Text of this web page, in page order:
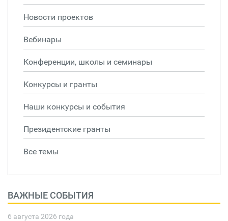
Новости проектов
Вебинары
Конференции, школы и семинары
Конкурсы и гранты
Наши конкурсы и события
Президентские гранты
Все темы
ВАЖНЫЕ СОБЫТИЯ
6 августа 2026 года